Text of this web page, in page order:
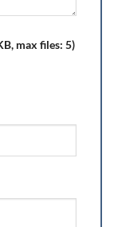
max files: 5)